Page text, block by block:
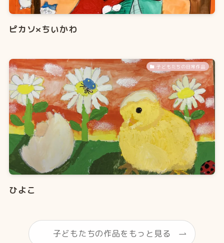
ピカソ×ちいかわ
子どもたちの日常作品
ひよこ
子どもたちの作品をもっと見る